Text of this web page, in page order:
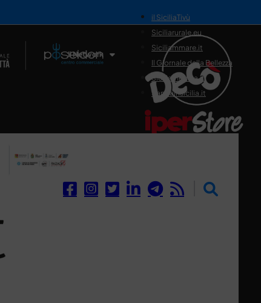
Il Network
il SiciliaTivù
Siciliarurale.eu
Siciliammare.it
Il Giornale della Bellezza
Siciliamedica.it
Sanitainsicilia.it